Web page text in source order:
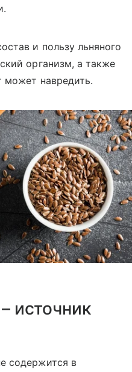
и пользу льняного
организм, а также
может навредить.
источник
содержится в